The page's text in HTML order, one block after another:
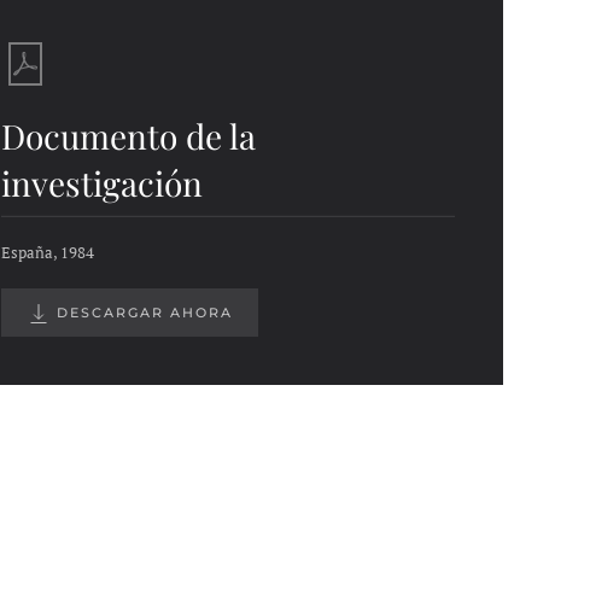
Documento de la
investigación
España, 1984
DESCARGAR AHORA